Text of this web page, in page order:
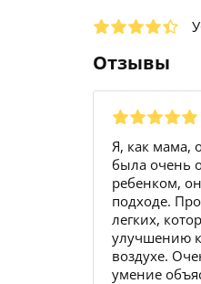
Отзывы
Я, как мама,
была очень
ребенком,
подходе.
легких,
улучшению
воздухе.
умение